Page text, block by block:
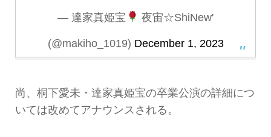
— 達家真姫宝 夜宙☆ShiNew'
(@makiho_1019) December 1, 2023
尚、桐下愛未・達家真姫宝の卒業公演の詳細につ
いては改めてアナウンスされる。